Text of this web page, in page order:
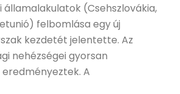
államalakulatok (Csehszlovákia,
felbomlása egy új
kezdetét jelentette. Az
nehézségei gyorsan
A